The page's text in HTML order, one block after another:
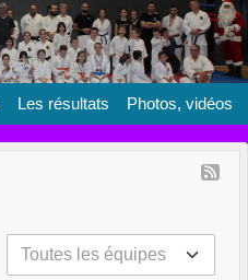
Les résultats Photos, vidéos